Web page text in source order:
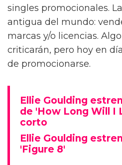
singles promocionales.
antigua del mundo:
marcas y/o licencias.
criticarán, pero hoy en
de promocionarse.
Ellie Goulding
de 'How Long Will I
corto
Ellie Goulding
'Figure 8'